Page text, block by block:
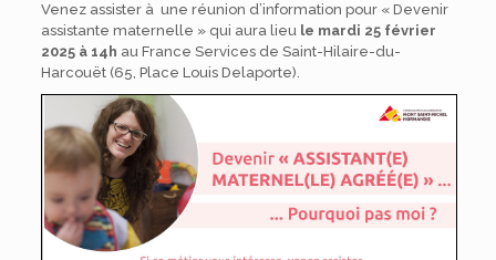
Venez assister à une réunion d’information pour « Devenir
assistante maternelle » qui aura lieu le mardi 25 février
2025 à 14h au France Services de Saint-Hilaire-du-
Harcouët (65, Place Louis Delaporte).